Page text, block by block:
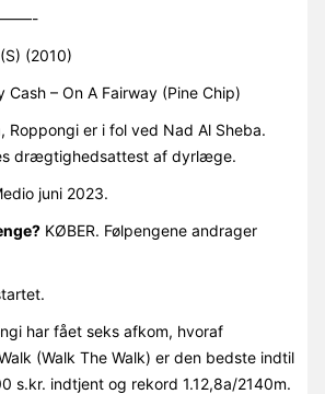
(2010)
Cash – On A Fairway (Pine Chip)
Roppongi er i fol ved Nad Al Sheba.
drægtighedsattest af dyrlæge.
juni 2023.
KØBER. Følpengene andrager
har fået seks afkom, hvoraf
(Walk The Walk) er den bedste indtil
s.kr. indtjent og rekord 1.12,8a/2140m.